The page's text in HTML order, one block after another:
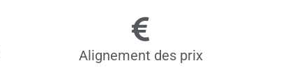
Alignement des prix